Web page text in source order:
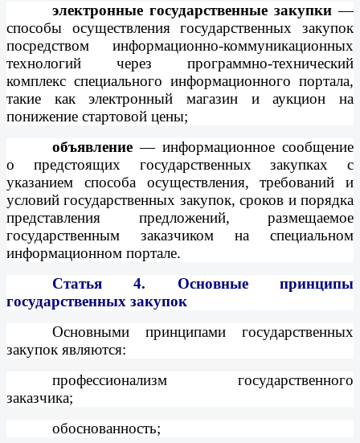
электронные государственные закупки—
способы осуществления государственных закупок
посредством информационно-коммуникационных
технологий через программно-технический
комплекс специального информационного портала,
такие как электронный магазин и аукцион на
понижение стартовой цены;
объявление— информационное сообщение
о предстоящих государственных закупках с
указанием способа осуществления, требований и
условий государственных закупок, сроков и порядка
представления предложений, размещаемое
государственным заказчиком на специальном
информационном портале.
Статья 4. Основные принципы
государственных закупок
Основными принципами государственных
закупок являются:
профессионализм государственного
заказчика;
обоснованность;